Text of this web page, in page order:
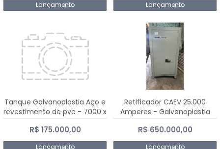
Lançamento Lançamento
Tanque Galvanoplastia Aço e
revestimento de pvc - 7000 x
2200 mm
R$ 175.000,00
Lançamento
Retificador CAEV 25.000
Amperes - Galvanoplastia
R$ 650.000,00
Lançamento